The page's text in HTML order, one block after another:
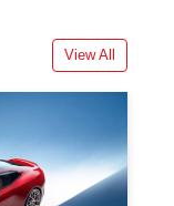
View All